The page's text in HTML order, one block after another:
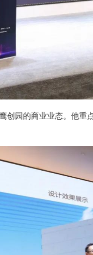
创园的商业业态。他重